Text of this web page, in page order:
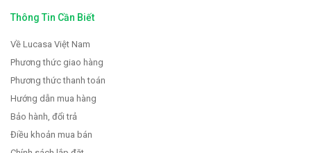
Thông Tin Cần Biết
Về Lucasa Việt Nam
Phương thức giao hàng
Phương thức thanh toán
Hướng dẫn mua hàng
Bảo hành, đổi trả
Điều khoản mua bán